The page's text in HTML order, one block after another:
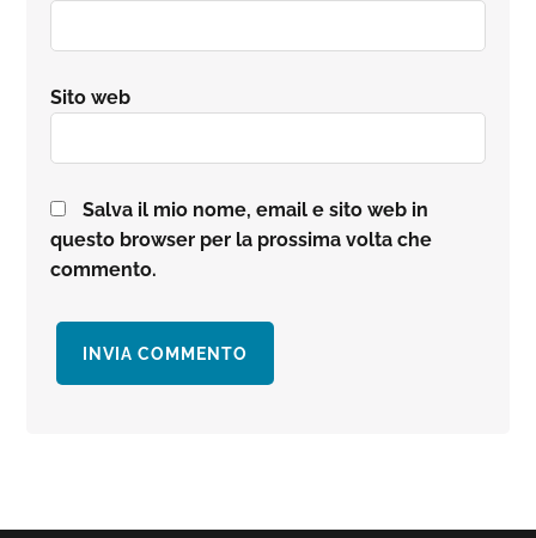
Sito web
Salva il mio nome, email e sito web in
questo browser per la prossima volta che
commento.